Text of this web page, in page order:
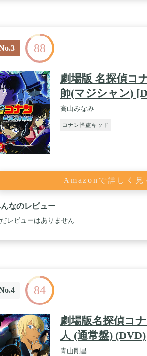
88
劇場版 名探偵コ
師(マジシャン)
高山みなみ
コナン怪盗キッド
Amazonで詳しく見
なのレビュー
レビューはありません
84
劇場版名探偵コ
人 (通常盤) (DVD)
青山剛昌